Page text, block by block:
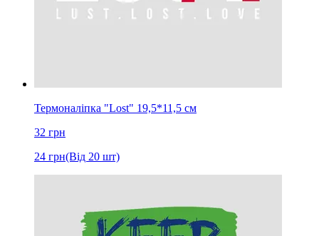
Термоналіпка "Lost" 19,5*11,5 см
32 грн
24 грн(Від 20 шт)